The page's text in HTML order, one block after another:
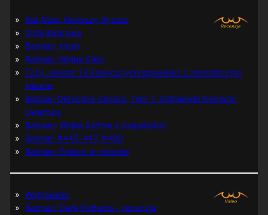
Bat-Man: Pierwszy Rycerz
Grób Batmana
Batman: Hush
Batman: Wojna Cieni
Tuzy Jokera: 13 klasycznych opowieści o zbrodniczym
klaunie
Batman Detective Comics, Tom 1: Gothamski Nokturn:
Uwertura
Batman: Wojna żartów z zagadkami
Batman #445-447, #480
Batman: Śmierć w rodzinie
Wątpliwość
Batman: Dark Patterns – recenzja